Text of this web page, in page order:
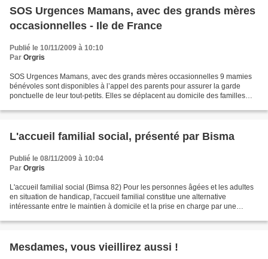
SOS Urgences Mamans, avec des grands mères
occasionnelles - Ile de France
Publié le 10/11/2009 à 10:10
Par Orgris
SOS Urgences Mamans, avec des grands mères occasionnelles 9 mamies
bénévoles sont disponibles à l’appel des parents pour assurer la garde
ponctuelle de leur tout-petits. Elles se déplacent au domicile des familles
L'accueil familial social, présenté par Bisma
Publié le 08/11/2009 à 10:04
Par Orgris
L'accueil familial social (Bimsa 82) Pour les personnes âgées et les adultes
en situation de handicap, l'accueil familial constitue une alternative
intéressante entre le maintien à domicile et la prise en charge par une
Mesdames, vous vieillirez aussi !